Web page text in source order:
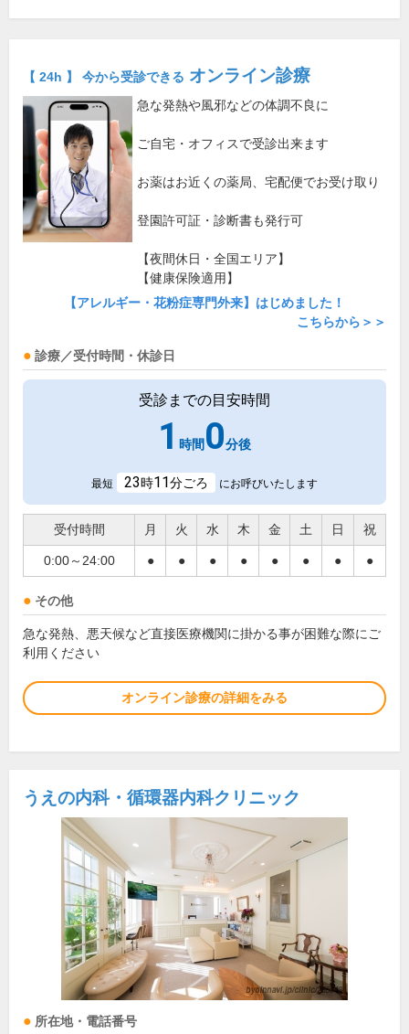
【 24h 】 今から受診できる オンライン診療
急な発熱や風邪などの体調不良に
ご自宅・オフィスで受診出来ます
お薬はお近くの薬局、宅配便でお受け取り
登園許可証・診断書も発行可
【夜間休日・全国エリア】
【健康保険適用】
【アレルギー・花粉症専門外来】はじめました！
こちらから＞＞
診療／受付時間・休診日
受診までの目安時間
1 時間 0分後
最短 23時11分ごろ にお呼びいたします
受付時間 月 火 水 木 金 土 日 祝
0:00～24:00 ● ● ● ● ● ● ● ●
その他
急な発熱、悪天候など直接医療機関に掛かる事が困難な際にご
利用ください
オンライン診療の詳細をみる
うえの内科・循環器内科クリニック
所在地・電話番号